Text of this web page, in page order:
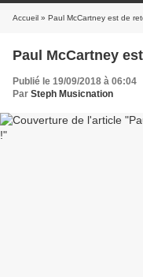
Accueil » Paul McCartney est de
Paul McCartney
Publié le 19/09/2018 à 06:04
Par Steph Musicnation